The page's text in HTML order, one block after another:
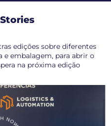
edições sobre diferentes
embalagem, para abrir o
na próxima edição